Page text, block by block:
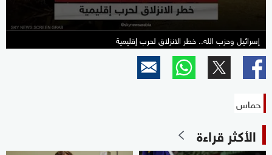
إسرائيل وحزب الله.. خطر الانزلاق لحرب إقليمية
حماس
الأكثر قراءة